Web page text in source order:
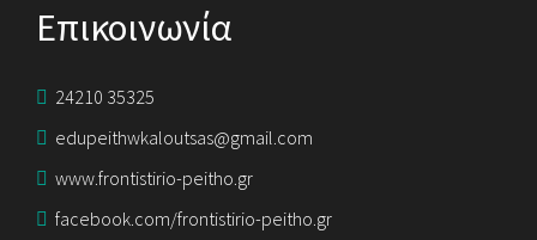
Επικοινωνία
24210 35325
edupeithwkaloutsas@gmail.com
www.frontistirio-peitho.gr
facebook.com/frontistirio-peitho.gr